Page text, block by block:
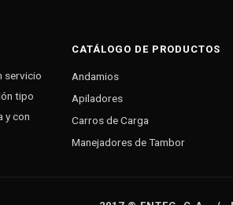
servicio
tipo
y con
CATÁLOGO DE PRODUCTOS
Andamios
Apiladores
Carros de Carga
Manejadores de Tambor